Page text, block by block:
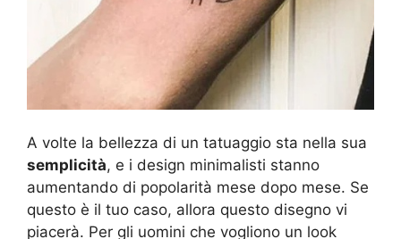
A volte la bellezza di un tatuaggio sta nella sua
semplicità, e i design minimalisti stanno
aumentando di popolarità mese dopo mese. Se
questo è il tuo caso, allora questo disegno vi
piacerà. Per gli uomini che vogliono un look